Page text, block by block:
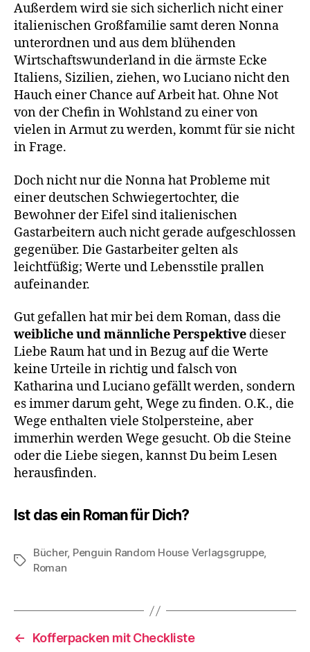
Außerdem wird sie sich sicherlich nicht einer
italienischen Großfamilie samt deren Nonna
unterordnen und aus dem blühenden
Wirtschaftswunderland in die ärmste Ecke
Italiens, Sizilien, ziehen, wo Luciano nicht den
Hauch einer Chance auf Arbeit hat. Ohne Not
von der Chefin in Wohlstand zu einer von
vielen in Armut zu werden, kommt für sie nicht
in Frage.
Doch nicht nur die Nonna hat Probleme mit
einer deutschen Schwiegertochter, die
Bewohner der Eifel sind italienischen
Gastarbeitern auch nicht gerade aufgeschlossen
gegenüber. Die Gastarbeiter gelten als
leichtfüßig; Werte und Lebensstile prallen
aufeinander.
Gut gefallen hat mir bei dem Roman, dass die
weibliche und männliche Perspektive dieser
Liebe Raum hat und in Bezug auf die Werte
keine Urteile in richtig und falsch von
Katharina und Luciano gefällt werden, sondern
es immer darum geht, Wege zu finden. O.K., die
Wege enthalten viele Stolpersteine, aber
immerhin werden Wege gesucht. Ob die Steine
oder die Liebe siegen, kannst Du beim Lesen
herausfinden.
Ist das ein Roman für Dich?
Schlagwörter
Bücher, Penguin Random House Verlagsgruppe,
Roman
←
Kofferpacken mit Checkliste